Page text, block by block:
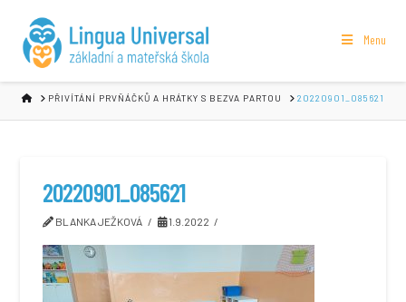
Menu
HOMEPŘIVÍTÁNÍ PRVŇÁČKŮ A HRÁTKY S BEZVA PARTOU 20220901_085621
20220901_085621
BLANKA JEŽKOVÁ 1.9.2022